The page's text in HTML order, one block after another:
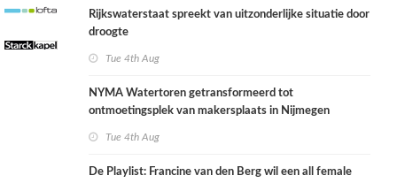
Rijkswaterstaat spreekt van uitzonderlijke situatie door
droogte
Tue 4th Aug
NYMA Watertoren getransformeerd tot
ontmoetingsplek van makersplaats in Nijmegen
Tue 4th Aug
De Playlist: Francine van den Berg wil een all female